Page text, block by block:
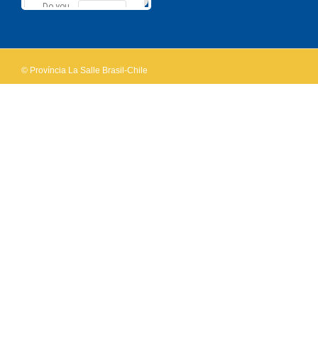
Do you
OK
© Província La Salle Brasil-Chile